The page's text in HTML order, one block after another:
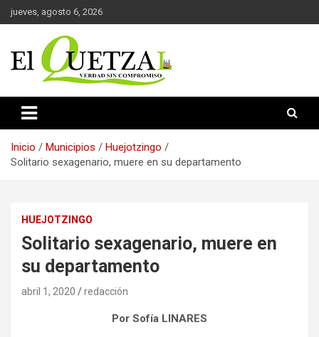
Saltar
al
jueves, agosto 6, 2026
El Quetzal de Cholula
Inicio Municipios
Huejotzingo
Solitario sexagenario, muere en su departamento
HUEJOTZINGO
Solitario sexagenario, muere en
su departamento
abril 1, 2020 redacción
Por Sofía LINARES